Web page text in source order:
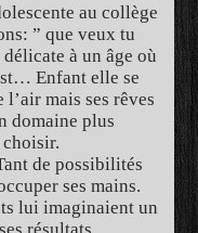
au collège
” que veux tu
à un âge où
Enfant elle se
mais ses rêves
domaine plus
choisir.
de possibilités
ses mains.
lui imaginaient un